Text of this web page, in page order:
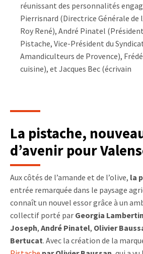
réunissant des personnalités
Pierrisnard (Directrice Générale de
Roy René), André Pinatel
Pistache, Vice-Président du
Amandiculteurs de Provence),
cuisine), et Jacques Bec (écrivain
La pistache,
d’avenir pour
Aux côtés de l’amande et de l’olive, la
entrée remarquée dans le paysage
connaît un nouvel essor grâce à un
collectif porté par Georgia Lambertin
Joseph, André Pinatel, Olivier
Bertucat. Avec la création de la